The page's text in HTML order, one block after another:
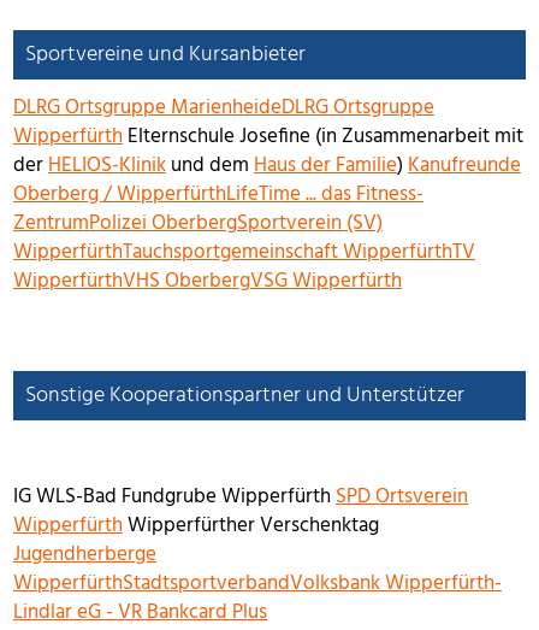
Sportvereine und Kursanbieter
DLRG Ortsgruppe MarienheideDLRG Ortsgruppe
WipperfürthElternschule Josefine (in Zusammenarbeit mit
derHELIOS-Klinikund demHaus der Familie)Kanufreunde
Oberberg / WipperfürthLifeTime ... das Fitness-
ZentrumPolizei OberbergSportverein (SV)
WipperfürthTauchsportgemeinschaft WipperfürthTV
WipperfürthVHS OberbergVSG Wipperfürth
Sonstige Kooperationspartner und Unterstützer
IG WLS-Bad Fundgrube WipperfürthSPD Ortsverein
WipperfürthWipperfürther Verschenktag
Jugendherberge
WipperfürthStadtsportverbandVolksbank Wipperfürth-
Lindlar eG - VR Bankcard Plus